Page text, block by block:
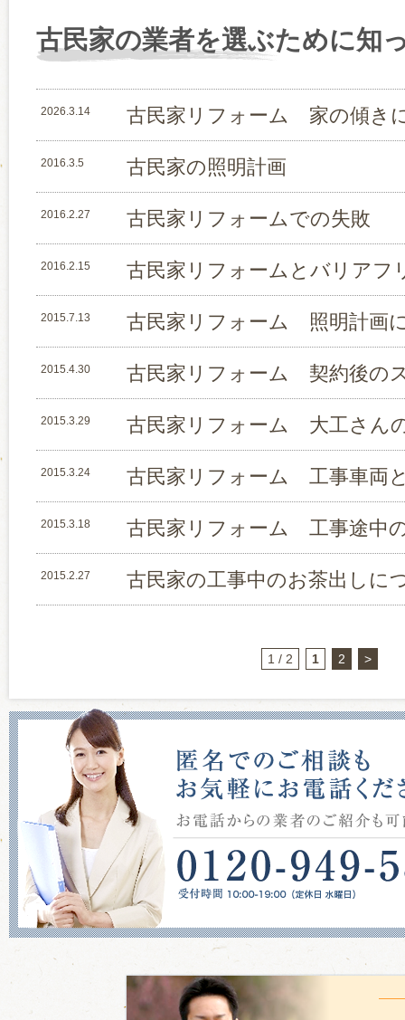
古民家の業者を選ぶために知
2026.3.14 古民家リフォーム 家の傾き
2016.3.5 古民家の照明計画
2016.2.27 古民家リフォームでの失敗
2016.2.15 古民家リフォームとバリアフ
2015.7.13 古民家リフォーム 照明計画
2015.4.30 古民家リフォーム 契約後の
2015.3.29 古民家リフォーム 大工さん
2015.3.24 古民家リフォーム 工事車両
2015.3.18 古民家リフォーム 工事途中
2015.2.27 古民家の工事中のお茶出しに
1 / 2 1 2 >